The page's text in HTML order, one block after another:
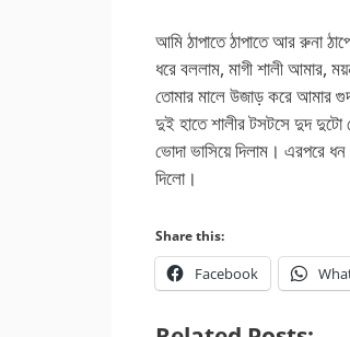
আমি ঠাপাতে ঠাপাতে আর রুনা
ধরে বললাম, মাগী শালী আমার,
তোমার মালে উজাড় করে আমার
দুই হাতে শালীর টসটসে দুদ
ভোদা ভাসিয়ে দিলাম। এরপরে
দিলো।
Share this:
Facebook